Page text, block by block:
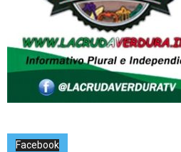
Facebook